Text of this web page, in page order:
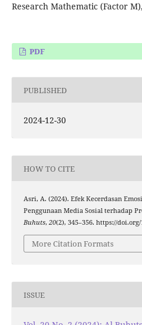
Research Mathematic (Factor
PDF
PUBLISHED
2024-12-30
HOW TO CITE
Asri, A. (2024). Efek Kecerdasan
Penggunaan Media Sosial terhadap
Buhuts, 20(2), 345–356. https://
More Citation Formats
ISSUE